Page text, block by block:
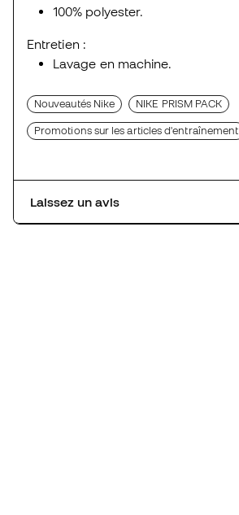
100% polyester.
Entretien :
Lavage en machine.
Nouveautés Nike NIKE PRISM PACK
Promotions sur les articles d'entraînement
Laissez un avis